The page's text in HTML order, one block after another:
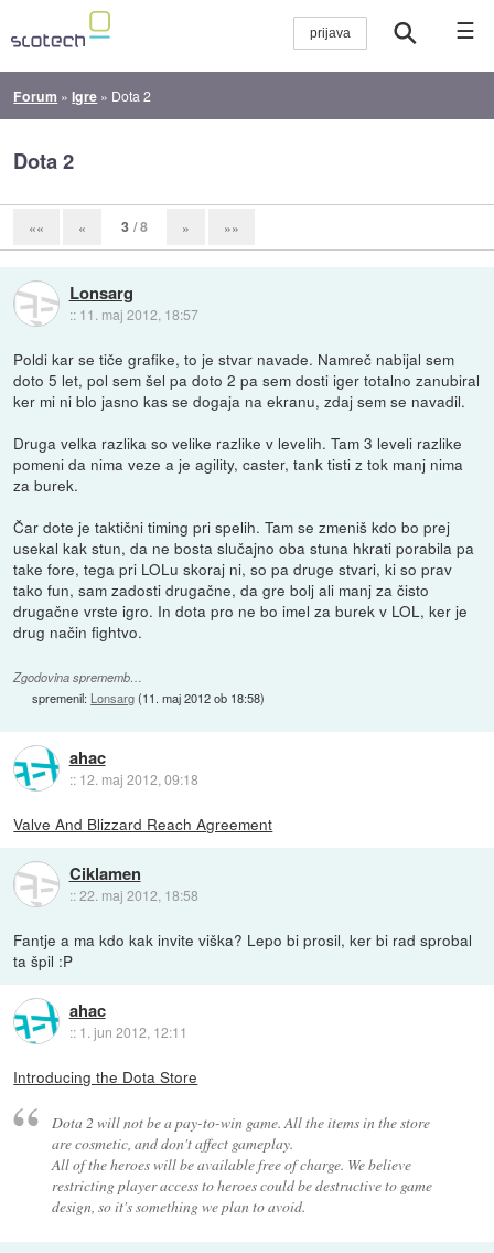
☰
Forum »Igre » Dota 2
Dota 2
«« « 3 / 8 » »»
Lonsarg
:: 11. maj 2012, 18:57
Poldi kar se tiče grafike, to je stvar navade. Namreč nabijal sem
doto 5 let, pol sem šel pa doto 2 pa sem dosti iger totalno zanubiral
ker mi ni blo jasno kas se dogaja na ekranu, zdaj sem se navadil.
Druga velka razlika so velike razlike v levelih. Tam 3 leveli razlike
pomeni da nima veze a je agility, caster, tank tisti z tok manj nima
za burek.
Čar dote je taktični timing pri spelih. Tam se zmeniš kdo bo prej
usekal kak stun, da ne bosta slučajno oba stuna hkrati porabila pa
take fore, tega pri LOLu skoraj ni, so pa druge stvari, ki so prav
tako fun, sam zadosti drugačne, da gre bolj ali manj za čisto
drugačne vrste igro. In dota pro ne bo imel za burek v LOL, ker je
drug način fightvo.
Zgodovina sprememb…
spremenil: Lonsarg(11. maj 2012 ob 18:58)
ahac
:: 12. maj 2012, 09:18
Valve And Blizzard Reach Agreement
Ciklamen
::22. maj 2012, 18:58
Fantje a ma kdo kak invite viška? Lepo bi prosil, ker bi rad sprobal
ta špil :P
ahac
:: 1. jun 2012, 12:11
Introducing the Dota Store
Dota 2 will not be a pay-to-win game. All the items in the store
are cosmetic, and don't affect gameplay.
All of the heroes will be available free of charge. We believe
restricting player access to heroes could be destructive to game
design, so it's something we plan to avoid.